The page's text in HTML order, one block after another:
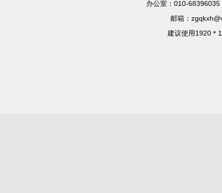
办公室：010-
邮箱：
建议使用1920＊